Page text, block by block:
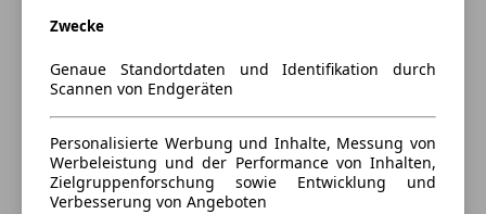
Zwecke
Genaue Standortdaten und Identifikation durch
Scannen von Endgeräten
Personalisierte Werbung und Inhalte, Messung von
Werbeleistung und der Performance von Inhalten,
Zielgruppenforschung sowie Entwicklung und
Verbesserung von Angeboten